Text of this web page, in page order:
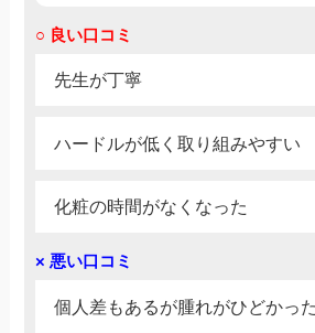
○ 良い口コミ
先生が丁寧
なだけあって、カウンセリング
した。施術中も、先生が丁寧す
きよちゃん｜30代前半｜女性
ハードルが低く取り組みやすい
全であり、針と糸だけで簡潔す
であるのでメスを使用しない施
肉体的にも精神的にも負担が少
化粧の時間がなくなった
たりしてアイメイクに時間がか
が、二重切開法で永久的な二重
× 悪い口コミ
個人差もあるが腫れがひどかった